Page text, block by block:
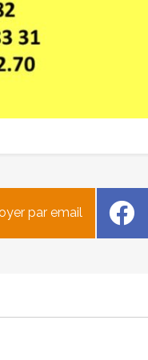
par email
en pierre